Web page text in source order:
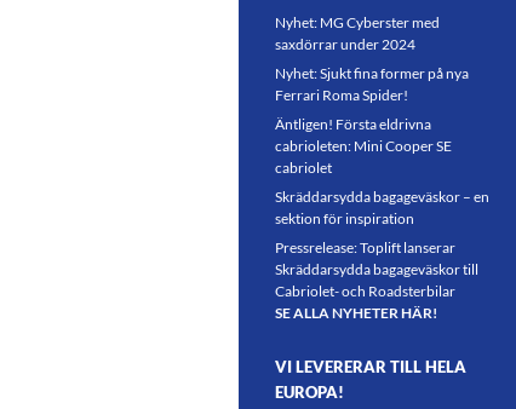
Nyhet: MG Cyberster med
saxdörrar under 2024
Nyhet: Sjukt fina former på nya
Ferrari Roma Spider!
Äntligen! Första eldrivna
cabrioleten: Mini Cooper SE
cabriolet
Skräddarsydda bagageväskor – en
sektion för inspiration
Pressrelease: Toplift lanserar
Skräddarsydda bagageväskor till
Cabriolet- och Roadsterbilar
SE ALLA NYHETER HÄR!
VI LEVERERAR TILL HELA
EUROPA!